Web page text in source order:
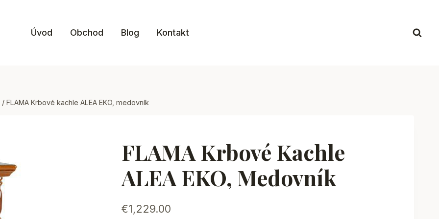
Úvod Obchod Blog Kontakt
/ FLAMA Krbové kachle ALEA EKO, medovník
FLAMA Krbové Kachle
ALEA EKO, Medovník
€1,229.00